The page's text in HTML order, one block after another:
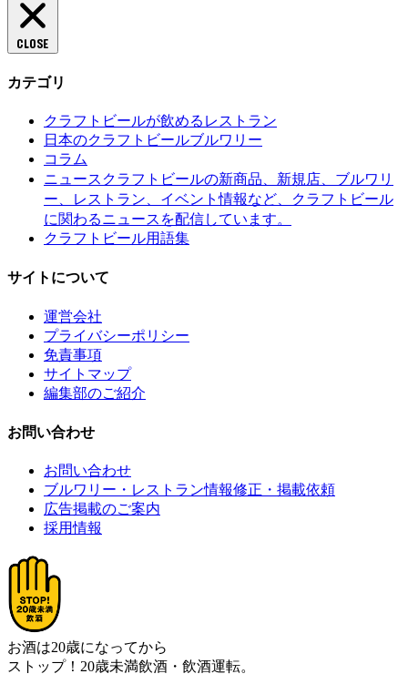
CLOSE
カテゴリ
クラフトビールが飲めるレストラン
日本のクラフトビールブルワリー
コラム
ニュース クラフトビールの新商品、新規店、ブルワリ
ー、レストラン、イベント情報など、クラフトビール
に関わるニュースを配信しています。
クラフトビール用語集
サイトについて
運営会社
プライバシーポリシー
免責事項
サイトマップ
編集部のご紹介
お問い合わせ
お問い合わせ
ブルワリー・レストラン情報修正・掲載依頼
広告掲載のご案内
採用情報
お酒は20歳になってから
ストップ！20歳未満飲酒・飲酒運転。